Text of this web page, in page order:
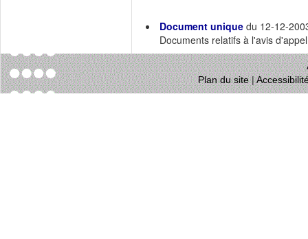
Document unique du 12-12-
Documents relatifs à l'avis
Plan du site|